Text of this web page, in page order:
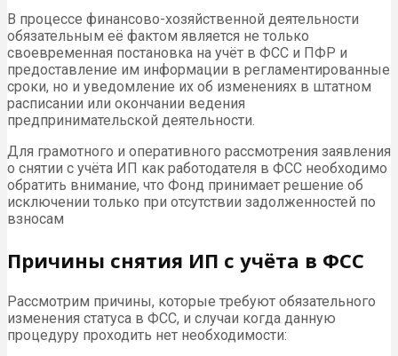
В процессе финансово-хозяйственной деятельности
обязательным её фактом является не только
своевременная постановка на учёт в ФСС и ПФР и
предоставление им информации в регламентированные
сроки, но и уведомление их об изменениях в штатном
расписании или окончании ведения
предпринимательской деятельности.
Для грамотного и оперативного рассмотрения заявления
о снятии с учёта ИП как работодателя в ФСС необходимо
обратить внимание, что Фонд принимает решение об
исключении только при отсутствии задолженностей по
взносам
Причины снятия ИП с учёта в ФСС
Рассмотрим причины, которые требуют обязательного
изменения статуса в ФСС, и случаи когда данную
процедуру проходить нет необходимости: